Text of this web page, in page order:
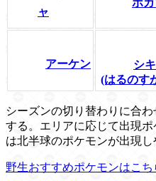
ャ
ポ
アーケン
シ
(はるのす
シーズンの切り替わりに合
する。エリアに応じて出現
は北半球のポケモンが出現し
野生おすすめポケモンはこち